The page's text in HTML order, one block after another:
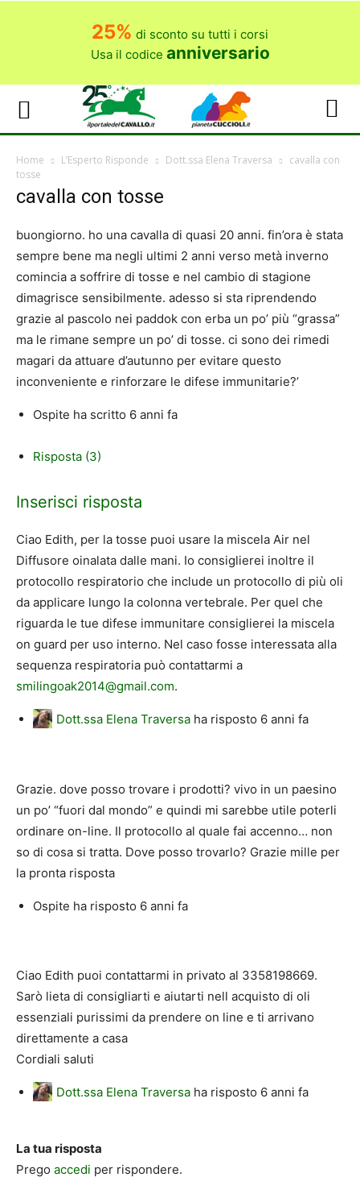
25% di sconto su tutti i corsi
Usa il codice anniversario
Home L’Esperto Risponde Dott.ssa Elena Traversa
cavalla con
tosse
cavalla con tosse
buongiorno. ho una cavalla di quasi 20 anni. fin’ora è stata
sempre bene ma negli ultimi 2 anni verso metà inverno
comincia a soffrire di tosse e nel cambio di stagione
dimagrisce sensibilmente. adesso si sta riprendendo
grazie al pascolo nei paddok con erba un po’ più “grassa”
ma le rimane sempre un po’ di tosse. ci sono dei rimedi
magari da attuare d’autunno per evitare questo
inconveniente e rinforzare le difese immunitarie?’
Ospite ha scritto 6 anni fa
Risposta (3)
Inserisci risposta
Ciao Edith, per la tosse puoi usare la miscela Air nel
Diffusore oinalata dalle mani. Io consiglierei inoltre il
protocollo respiratorio che include un protocollo di più oli
da applicare lungo la colonna vertebrale. Per quel che
riguarda le tue difese immunitare consiglierei la miscela
on guard per uso interno. Nel caso fosse interessata alla
sequenza respiratoria può contattarmi a
smilingoak2014@gmail.com.
Dott.ssa Elena Traversa ha risposto 6 anni fa
Grazie. dove posso trovare i prodotti? vivo in un paesino
un po’ “fuori dal mondo” e quindi mi sarebbe utile poterli
ordinare on-line. Il protocollo al quale fai accenno… non
so di cosa si tratta. Dove posso trovarlo? Grazie mille per
la pronta risposta
Ospite ha risposto 6 anni fa
Ciao Edith puoi contattarmi in privato al 3358198669.
Sarò lieta di consigliarti e aiutarti nell acquisto di oli
essenziali purissimi da prendere on line e ti arrivano
direttamente a casa
Cordiali saluti
Dott.ssa Elena Traversa ha risposto 6 anni fa
La tua risposta
Prego accedi per rispondere.